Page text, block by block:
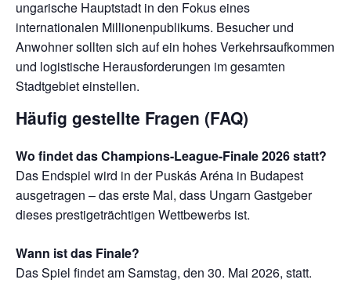
ungarische Hauptstadt in den Fokus eines
internationalen Millionenpublikums. Besucher und
Anwohner sollten sich auf ein hohes Verkehrsaufkommen
und logistische Herausforderungen im gesamten
Stadtgebiet einstellen.
Häufig gestellte Fragen (FAQ)
Wo findet das Champions-League-Finale 2026 statt?
Das Endspiel wird in der Puskás Aréna in Budapest
ausgetragen – das erste Mal, dass Ungarn Gastgeber
dieses prestigeträchtigen Wettbewerbs ist.
Wann ist das Finale?
Das Spiel findet am Samstag, den 30. Mai 2026, statt.